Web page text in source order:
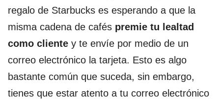
regalo de Starbucks es esperando a que la
misma cadena de cafés premie tu lealtad
como cliente y te envíe por medio de un
correo electrónico la tarjeta. Esto es algo
bastante común que suceda, sin embargo,
tienes que estar atento a tu correo electrónico